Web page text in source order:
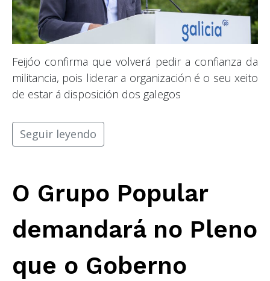
Feijóo confirma que volverá pedir a confianza da
militancia, pois liderar a organización é o seu xeito
de estar á disposición dos galegos
Seguir leyendo
O Grupo Popular
demandará no Pleno
que o Goberno